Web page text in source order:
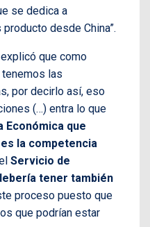
se dedica a
desde China”.
que como
tenemos las
por decirlo así, eso
(…) entra lo que
Económica que
la competencia
Servicio de
tener también
proceso puesto que
que podrían estar